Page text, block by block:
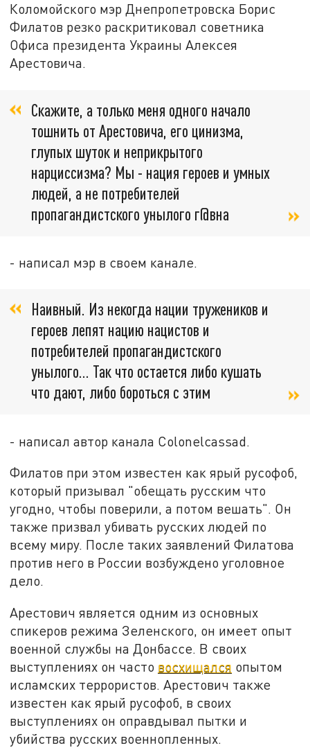
Коломойского мэр Днепропетровска Борис
Филатов резко раскритиковал советника
Офиса президента Украины Алексея
Арестовича.
Скажите, а только меня одного начало
тошнить от Арестовича, его цинизма,
глупых шуток и неприкрытого
нарциссизма? Мы - нация героев и умных
людей, а не потребителей
пропагандистского унылого г@вна
- написал мэр в своем канале.
Наивный. Из некогда нации тружеников и
героев лепят нацию нацистов и
потребителей пропагандистского
унылого... Так что остается либо кушать
что дают, либо бороться с этим
- написал автор канала Colonelcassad.
Филатов при этом известен как ярый русофоб,
который призывал "обещать русским что
угодно, чтобы поверили, а потом вешать". Он
также призвал убивать русских людей по
всему миру. После таких заявлений Филатова
против него в России возбуждено уголовное
дело.
Арестович является одним из основных
спикеров режима Зеленского, он имеет опыт
военной службы на Донбассе. В своих
выступлениях он часто восхищался опытом
исламских террористов. Арестович также
известен как ярый русофоб, в своих
выступлениях он оправдывал пытки и
убийства русских военнопленных.